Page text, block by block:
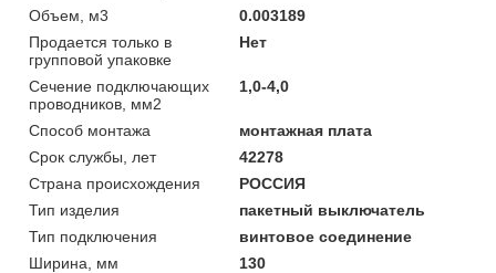
Объем, м3
0.003189
Продается только в
групповой упаковке
Нет
Сечение подключающих
проводников, мм2
1,0-4,0
Способ монтажа
монтажная плата
Срок службы, лет
42278
Страна происхождения
РОССИЯ
Тип изделия
пакетный выключатель
Тип подключения
винтовое соединение
Ширина, мм
130